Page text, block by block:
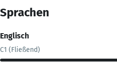
Sprachen
Englisch
C1 (Fließend)